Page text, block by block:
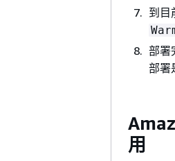
到目
部署
部署
用